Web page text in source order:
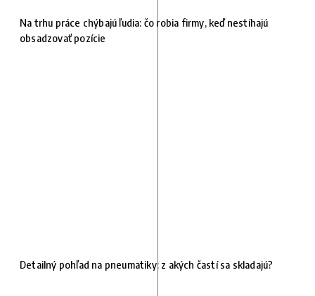
Na trhu práce chýbajú ľudia: čo robia firmy, keď nestíhajú
obsadzovať pozície
Detailný pohľad na pneumatiky: z akých častí sa skladajú?